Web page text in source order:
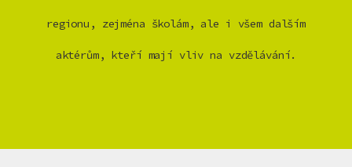
regionu, zejména školám, ale i všem dalším
aktérům, kteří mají vliv na vzdělávání.